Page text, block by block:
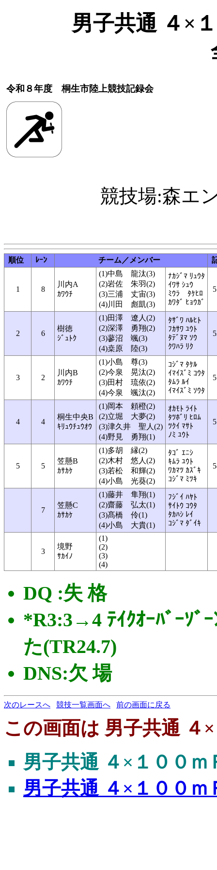
男子共通 ４×
令和８年度 桐生市陸上競技記録会
競技場:森エ
順位 ﾚｰﾝ チーム／メンバー
1 8
川内A
ｶﾜｳﾁ
(1)中島 龍汰(3)
(2)岩佐 朱羽(2)
(3)三浦 丈宙(3)
(4)川田 彪凱(3)
ﾅｶｼﾞﾏ ﾘｭｳﾀ
ｲﾜｻ ｼｭｳ
ﾐｳﾗ ﾀｹﾋﾛ
ｶﾜﾀﾞ ﾋｮｳｶﾞ
2 6
樹徳
ｼﾞｭﾄｸ
(1)田澤 遼人(2)
(2)深澤 勇翔(2)
(3)蓼沼 颯(3)
(4)桒原 陸(3)
ﾀｻﾞﾜ ﾊﾙﾋﾄ
ﾌｶｻﾜ ﾕｳﾄ
ﾀﾃﾞﾇﾏ ｿｳ
ｸﾜﾊﾗ ﾘｸ
3 2
川内B
ｶﾜｳﾁ
(1)小島 尊(3)
(2)今泉 晃汰(2)
(3)田村 琉依(2)
(4)今泉 颯汰(2)
ｺｼﾞﾏ ﾀｹﾙ
ｲﾏｲｽﾞﾐ ｺｳﾀ
ﾀﾑﾗ ﾙｲ
ｲﾏｲｽﾞﾐ ｿｳﾀ
4 4
桐生中央B
ｷﾘｭｳﾁｭｳｵｳ
(1)岡本 頼橙(2)
(2)立堀 大夢(2)
(3)津久井 聖人(2)
(4)野見 勇翔(1)
ｵｶﾓﾄ ﾗｲﾄ
ﾀﾂﾎﾞﾘ ﾋﾛﾑ
ﾂｸｲ ﾏｻﾄ
ﾉﾐ ﾕｳﾄ
5 5
笠懸B
ｶｻｶｹ
(1)多胡 縁(2)
(2)木村 悠人(2)
(3)若松 和輝(2)
(4)小島 光葵(2)
ﾀｺﾞ ｴﾆｼ
ｷﾑﾗ ﾕｳﾄ
ﾜｶﾏﾂ ｶｽﾞｷ
ｺｼﾞﾏ ﾐﾂｷ
7
笠懸C
ｶｻｶｹ
(1)藤井 隼翔(1)
(2)齋藤 弘太(1)
(3)髙橋 伶(1)
(4)小島 大貴(1)
ﾌｼﾞｲ ﾊﾔﾄ
ｻｲﾄｳ ｺｳﾀ
ﾀｶﾊｼ ﾚｲ
ｺｼﾞﾏ ﾀﾞｲｷ
3
境野
ｻｶｲﾉ
(1)
(2)
(3)
(4)
DQ :失 格
*R3:3→4 ﾃｲｸｵｰﾊﾞｰｿﾞ
た(TR24.7)
DNS:欠 場
次のレースへ 競技一覧画面へ 前の画面に戻る
この画面は 男子共通 ４
男子共通 ４×１００ｍ
男子共通 ４×１００ｍ